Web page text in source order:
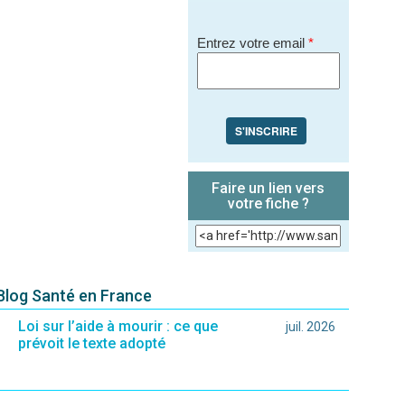
Entrez votre email *
S'INSCRIRE
Faire un lien vers
votre fiche ?
Santé en France
Loi sur l’aide à mourir : ce que
prévoit le texte adopté
juil. 2026